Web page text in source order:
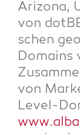
Ari­zo­na,
von
schen
Domains
von
Level-